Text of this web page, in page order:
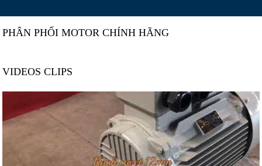
PHÂN PHỐI MOTOR CHÍNH HÃNG
VIDEOS CLIPS